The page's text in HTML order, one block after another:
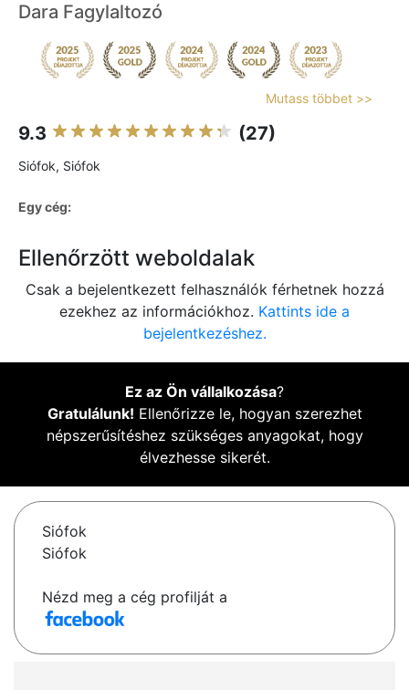
Dara Fagylaltozó
Mutass többet >>
9.3 (27)
Siófok, Siófok
Egy cég:
Ellenőrzött weboldalak
Csak a bejelentkezett felhasználók férhetnek hozzá
ezekhez az információkhoz. Kattints ide a
bejelentkezéshez.
Ez az Ön vállalkozása?
Gratulálunk! Ellenőrizze le, hogyan szerezhet
népszerűsítéshez szükséges anyagokat, hogy
élvezhesse sikerét.
Siófok
Siófok
Nézd meg a cég profilját a